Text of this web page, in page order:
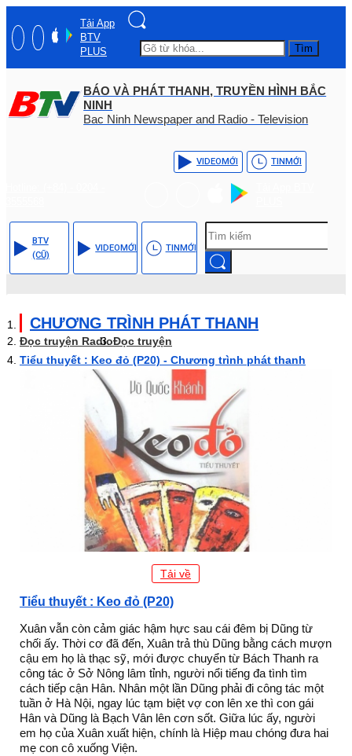
Tải App
BTV
PLUS
Tìm
BÁO VÀ PHÁT THANH, TRUYỀN HÌNH BẮC
NINH
Bac Ninh Newspaper and Radio - Television
VIDEOMỚI TINMỚI
BTV
(CŨ)
VIDEOMỚI TINMỚI
CHƯƠNG TRÌNH PHÁT THANH
Đọc truyện RadioĐọc truyện
Tiểu thuyết : Keo đỏ (P20) - Chương trình phát thanh
Tải về
Tiểu thuyết : Keo đỏ (P20)
Xuân vẫn còn cảm giác hậm hực sau cái đêm bị Dũng từ
chối ấy. Thời cơ đã đến, Xuân trả thù Dũng bằng cách mượn
cậu em họ là thạc sỹ, mới được chuyển từ Bách Thanh ra
công tác ở Sở Nông lâm tỉnh, người nổi tiếng đa tình tìm
cách tiếp cận Hân. Nhân một lần Dũng phải đi công tác một
tuần ở Hà Nội, ngay lúc tạm biệt vợ con lên xe thì con gái
Hân và Dũng là Bạch Vân lên cơn sốt. Giữa lúc ấy, người
em họ của Xuân xuất hiện, chính là Hiệp mau chóng đưa hai
mẹ con cô xuống Viện.